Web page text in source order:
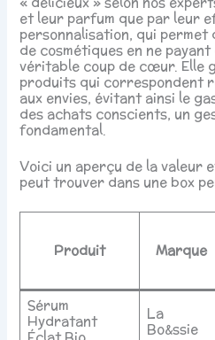
et leur parfum que par leur
personnalisation, qui
de cosmétiques en ne
véritable coup de cœur. Elle
produits qui correspondent
aux envies, évitant ainsi le
des achats conscients, un
fondamental.
Voici un aperçu de la valeur
peut trouver dans une box
Produit Marque
Sérum
Hydratant
La
Bo&ssie